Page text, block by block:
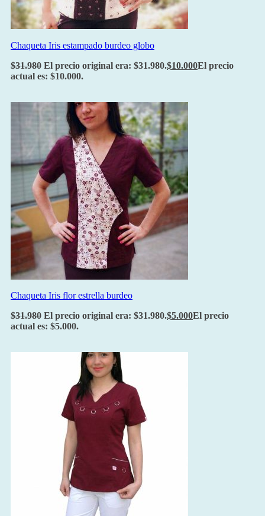
Chaqueta Iris estampado burdeo globo
$31.980 El precio original era: $31.980.$10.000El precio
actual es: $10.000.
Chaqueta Iris flor estrella burdeo
$31.980 El precio original era: $31.980.$5.000El precio
actual es: $5.000.